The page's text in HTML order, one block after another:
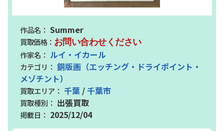
Summer
お問い合わせください
ルイ・イカール
銅版画（エッチング・ドライポイント・
メゾチント）
千葉 /千葉市
出張買取
2025/12/04